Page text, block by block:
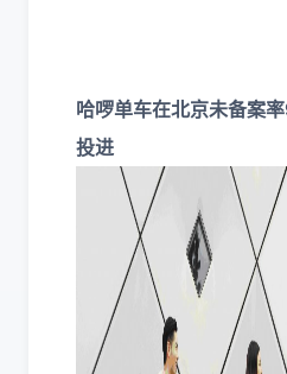
哈啰单车在北京未备案
投进